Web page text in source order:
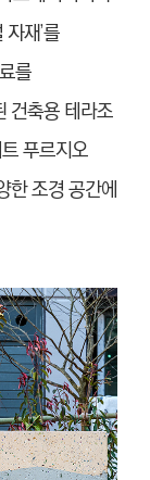
재’를
를
건축용 테라조
푸르지오
한 조경 공간에